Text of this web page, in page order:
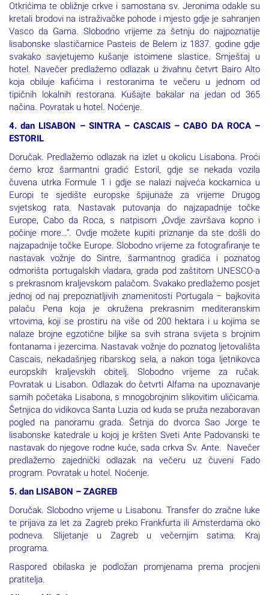
Otkrićima te obližnje crkve i samostana sv. Jeronima odakle su
kretali brodovi na istraživačke pohode i mjesto gdje je sahranjen
Vasco da Gama. Slobodno vrijeme za šetnju do najpoznatije
lisabonske slastičarnice Pasteis de Belem iz 1837. godine gdje
svakako savjetujemo kušanje istoimene slastice. Smještaj u
hotel. Navečer predlažemo odlazak u živahnu četvrt Bairo Alto
koja obiluje kafićima i restoranima te večeru u jednom od
tipičnih lokalnih restorana. Kušajte bakalar na jedan od 365
načina. Povratak u hotel. Noćenje.
4. dan LISABON – SINTRA – CASCAIS – CABO DA ROCA –
ESTORIL
Doručak. Predlažemo odlazak na izlet u okolicu Lisabona. Proći
ćemo kroz šarmantni gradić Estoril, gdje se nekada vozila
čuvena utrka Formule 1 i gdje se nalazi najveća kockarnica u
Europi te sjedište europske špijunaže za vrijeme Drugog
svjetskog rata. Nastavak putovanja do najzapadnije točke
Europe, Cabo da Roca, s natpisom „Ovdje završava kopno i
počinje more…“. Ovdje možete kupiti priznanje da ste došli do
najzapadnije točke Europe. Slobodno vrijeme za fotografiranje te
nastavak vožnje do Sintre, šarmantnog gradića i poznatog
odmorišta portugalskih vladara, grada pod zaštitom UNESCO-a
s prekrasnom kraljevskom palačom. Svakako predlažemo posjet
jednoj od naj prepoznatljivih znamenitosti Portugala – bajkovita
palaču Pena koja je okružena prekrasnim mediteranskim
vrtovima, koji se prostiru na više od 200 hektara i u kojima se
nalaze brojne egzotične biljke sa svih strana svijeta s brojnim
fontanama i jezercima. Nastavak vožnje do poznatog ljetovališta
Cascais, nekadašnjeg ribarskog sela, a nakon toga ljetnikovca
europskih kraljevskih obitelj. Slobodno vrijeme za ručak.
Povratak u Lisabon. Odlazak do četvrti Alfama na upoznavanje
samih početaka Lisabona, s mnogobrojnim slikovitim uličicama.
Šetnjica do vidikovca Santa Luzia od kuda se pruža nezaboravan
pogled na panoramu grada. Šetnja do dvorca Sao Jorge te
lisabonske katedrale u kojoj je kršten Sveti Ante Padovanski te
nastavak do njegove rodne kuće, sada crkva Sv. Ante. Navečer
predlažemo zajednički odlazak na večeru uz čuveni Fado
program. Povratak u hotel. Noćenje.
5. dan LISABON – ZAGREB
Doručak. Slobodno vrijeme u Lisabonu. Transfer do zračne luke
te prijava za let za Zagreb preko Frankfurta ili Amsterdama oko
podneva. Slijetanje u Zagreb u večernjim satima. Kraj
programa.
Raspored obilaska je podložan promjenama prema procjeni
pratitelja.